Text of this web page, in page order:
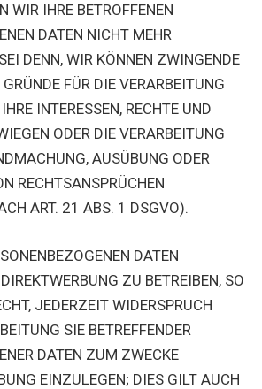
WIR IHRE BETROFFENEN
DATEN NICHT MEHR
DENN, WIR KÖNNEN ZWINGENDE
FÜR DIE VERARBEITUNG
INTERESSEN, RECHTE UND
ODER DIE VERARBEITUNG
AUSÜBUNG ODER
RECHTSANSPRÜCHEN
ART. 21 ABS. 1 DSGVO).
DATEN
ZU BETREIBEN, SO
JEDERZEIT WIDERSPRUCH
SIE BETREFFENDER
DATEN ZUM ZWECKE
EINZULEGEN; DIES GILT AUCH